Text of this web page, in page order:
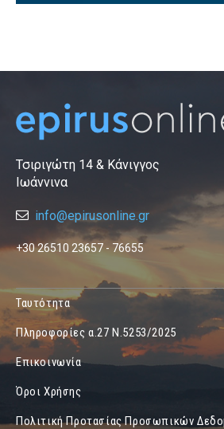
Τσιριγώτη 14 & Κάνιγγος
Ιωάννινα
info@epirusonline.gr
+30 26510 23657 - 76655
Ταυτότητα
Πληροφορίες α.27 Ν.5253/2025
Επικοινωνία
Όροι Χρήσης
Πολιτική Προτασίας Προσωπικών